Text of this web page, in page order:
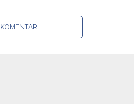
KOMENTARI